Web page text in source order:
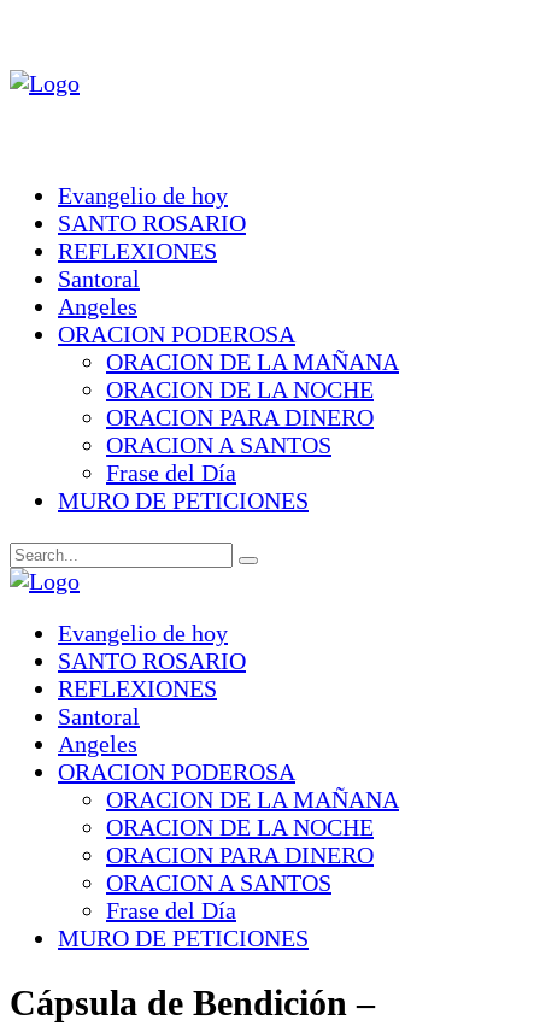
Evangelio de hoy
SANTO ROSARIO
REFLEXIONES
Santoral
Angeles
ORACION PODEROSA
ORACION DE LA MAÑANA
ORACION DE LA NOCHE
ORACION PARA DINERO
ORACION A SANTOS
Frase del Día
MURO DE PETICIONES
Evangelio de hoy
SANTO ROSARIO
REFLEXIONES
Santoral
Angeles
ORACION PODEROSA
ORACION DE LA MAÑANA
ORACION DE LA NOCHE
ORACION PARA DINERO
ORACION A SANTOS
Frase del Día
MURO DE PETICIONES
Cápsula de Bendición –